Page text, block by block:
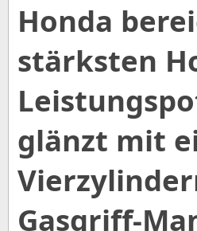
Honda
stärksten
glänzt mit
Gasgriff-